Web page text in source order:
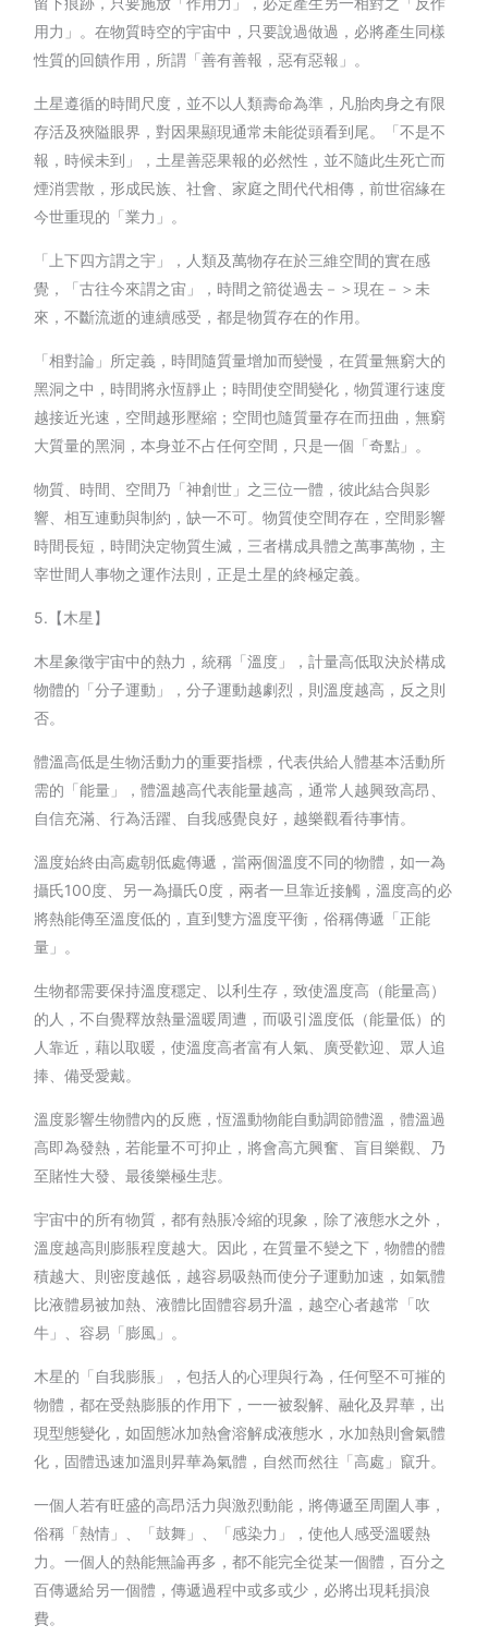
用力」。在物質時空的宇宙中，只要說過做過，必將產生同樣
性質的回饋作用，所謂「善有善報，惡有惡報」。
土星遵循的時間尺度，並不以人類壽命為準，凡胎肉身之有限
存活及狹隘眼界，對因果顯現通常未能從頭看到尾。「不是不
報，時候未到」，土星善惡果報的必然性，並不隨此生死亡而
煙消雲散，形成民族、社會、家庭之間代代相傳，前世宿緣在
今世重現的「業力」。
「上下四方謂之宇」，人類及萬物存在於三維空間的實在感
覺，「古往今來謂之宙」，時間之箭從過去－＞現在－＞未
來，不斷流逝的連續感受，都是物質存在的作用。
「相對論」所定義，時間隨質量增加而變慢，在質量無窮大的
黑洞之中，時間將永恆靜止；時間使空間變化，物質運行速度
越接近光速，空間越形壓縮；空間也隨質量存在而扭曲，無窮
大質量的黑洞，本身並不占任何空間，只是一個「奇點」。
物質、時間、空間乃「神創世」之三位一體，彼此結合與影
響、相互連動與制約，缺一不可。物質使空間存在，空間影響
時間長短，時間決定物質生滅，三者構成具體之萬事萬物，主
宰世間人事物之運作法則，正是土星的終極定義。
5.【木星】
木星象徵宇宙中的熱力，統稱「溫度」，計量高低取決於構成
物體的「分子運動」，分子運動越劇烈，則溫度越高，反之則
否。
體溫高低是生物活動力的重要指標，代表供給人體基本活動所
需的「能量」，體溫越高代表能量越高，通常人越興致高昂、
自信充滿、行為活躍、自我感覺良好，越樂觀看待事情。
溫度始終由高處朝低處傳遞，當兩個溫度不同的物體，如一為
攝氏100度、另一為攝氏0度，兩者一旦靠近接觸，溫度高的必
將熱能傳至溫度低的，直到雙方溫度平衡，俗稱傳遞「正能
量」。
生物都需要保持溫度穩定、以利生存，致使溫度高（能量高）
的人，不自覺釋放熱量溫暖周遭，而吸引溫度低（能量低）的
人靠近，藉以取暖，使溫度高者富有人氣、廣受歡迎、眾人追
捧、備受愛戴。
溫度影響生物體內的反應，恆溫動物能自動調節體溫，體溫過
高即為發熱，若能量不可抑止，將會高亢興奮、盲目樂觀、乃
至賭性大發、最後樂極生悲。
宇宙中的所有物質，都有熱脹冷縮的現象，除了液態水之外，
溫度越高則膨脹程度越大。因此，在質量不變之下，物體的體
積越大、則密度越低，越容易吸熱而使分子運動加速，如氣體
比液體易被加熱、液體比固體容易升溫，越空心者越常「吹
牛」、容易「膨風」。
木星的「自我膨脹」，包括人的心理與行為，任何堅不可摧的
物體，都在受熱膨脹的作用下，一一被裂解、融化及昇華，出
現型態變化，如固態冰加熱會溶解成液態水，水加熱則會氣體
化，固體迅速加溫則昇華為氣體，自然而然往「高處」竄升。
一個人若有旺盛的高昂活力與激烈動能，將傳遞至周圍人事，
俗稱「熱情」、「鼓舞」、「感染力」，使他人感受溫暖熱
力。一個人的熱能無論再多，都不能完全從某一個體，百分之
百傳遞給另一個體，傳遞過程中或多或少，必將出現耗損浪
費。